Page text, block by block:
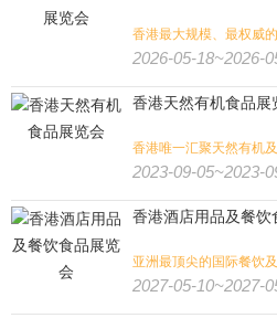
香港最大规模、最权威
2026-05-18~2026-
香港天然有机食品展
香港唯一汇聚天然有机
2023-09-05~2023-
香港酒店用品及餐饮
亚洲最顶尖的国际餐饮
2027-05-10~2027-